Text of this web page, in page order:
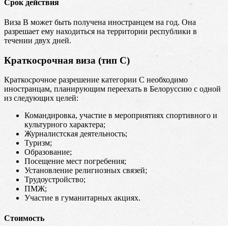
Срок действия
Виза В может быть получена иностранцем на год. Она
разрешает ему находиться на территории республики в
течении двух дней.
Краткосрочная виза (тип С)
Краткосрочное разрешение категории С необходимо
иностранцам, планирующим переехать в Белоруссию с одной
из следующих целей:
Командировка, участие в мероприятиях спортивного и
культурного характера;
Журналистская деятельность;
Туризм;
Образование;
Посещение мест погребения;
Установление религиозных связей;
Трудоустройство;
ПМЖ;
Участие в гуманитарных акциях.
Стоимость